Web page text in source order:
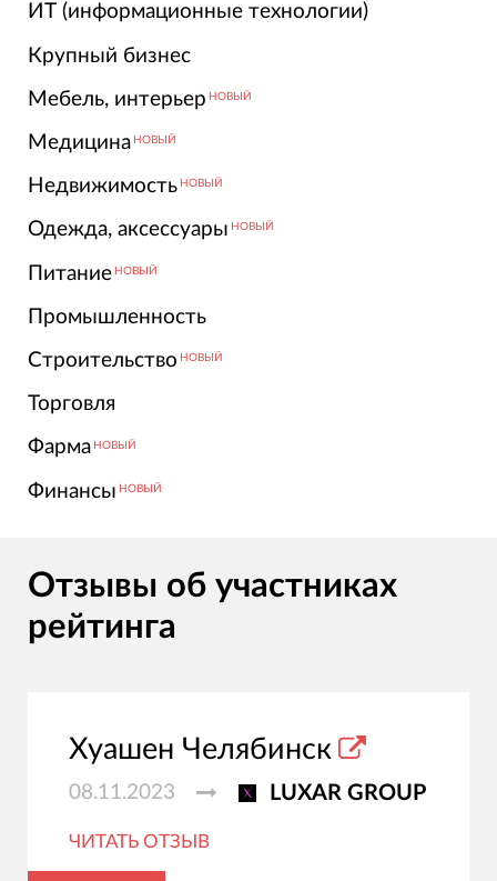
ИТ (информационные технологии)
Крупный бизнес
Мебель, интерьер НОВЫЙ
Медицина НОВЫЙ
Недвижимость НОВЫЙ
Одежда, аксессуары НОВЫЙ
Питание НОВЫЙ
Промышленность
Строительство НОВЫЙ
Торговля
Фарма НОВЫЙ
Финансы НОВЫЙ
Отзывы об участниках
рейтинга
Хуашен Челябинск
08.11.2023 LUXAR GROUP
ЧИТАТЬ ОТЗЫВ